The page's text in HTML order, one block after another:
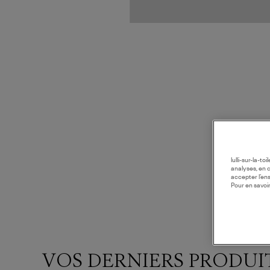
VOS DERNIERS
lulli-sur-la-
analyses, en
accepter
Pour en